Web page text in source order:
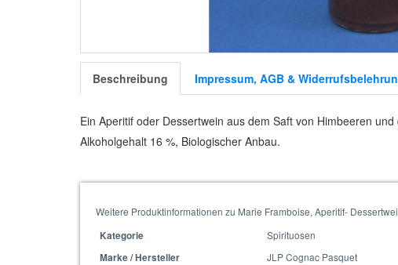
Beschreibung Impressum, AGB &
Ein Aperitif oder Dessertwein aus dem Saft von Himbeeren
Alkoholgehalt 16 %, Biologischer Anbau.
Weitere Produktinformationen zu Marie Framboise, Aperitif-
Kategorie
Spirituosen
Marke / Hersteller
JLP Cognac Pasquet